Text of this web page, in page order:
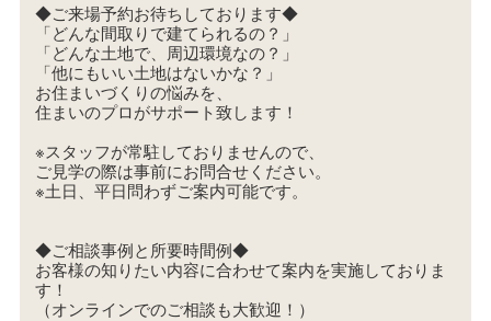
◆ご来場予約お待ちしております◆
「どんな間取りで建てられるの？」
「どんな土地で、周辺環境なの？」
「他にもいい土地はないかな？」
お住まいづくりの悩みを、
住まいのプロがサポート致します！
※スタッフが常駐しておりませんので、
ご見学の際は事前にお問合せください。
※土日、平日問わずご案内可能です。
◆ご相談事例と所要時間例◆
お客様の知りたい内容に合わせて案内を実施しておりま
す！
（オンラインでのご相談も大歓迎！）